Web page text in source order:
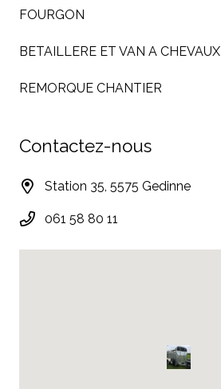
FOURGON
BETAILLERE ET VAN A CHEVAUX
REMORQUE CHANTIER
Contactez-nous
Station 35, 5575 Gedinne
061 58 80 11